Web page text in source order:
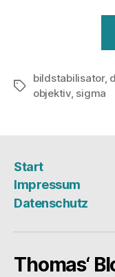
Schlagwörter
bildstabilisator,
objektiv, sigma
Start
Impressum
Datenschutz
Thomas‘